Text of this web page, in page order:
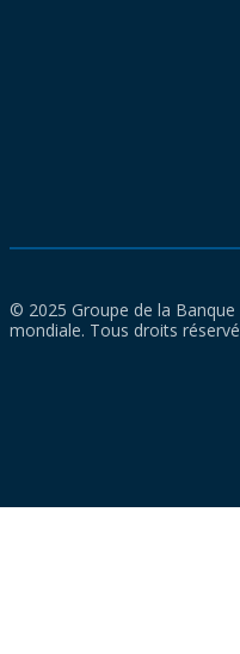
© 2025 Groupe de la Banque
mondiale. Tous droits